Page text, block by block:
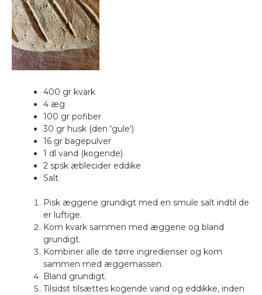
400 gr kvark
4 æg
100 gr pofiber
30 gr husk (den 'gule')
16 gr bagepulver
1 dl vand (kogende)
2 spsk æblecider eddike
Salt
Pisk æggene grundigt med en smule salt indtil de
er luftige.
Kom kvark sammen med æggene og bland
grundigt.
Kombiner alle de tørre ingredienser og kom
sammen med æggemassen.
Bland grundigt.
Tilsidst tilsættes kogende vand og eddikke, inden